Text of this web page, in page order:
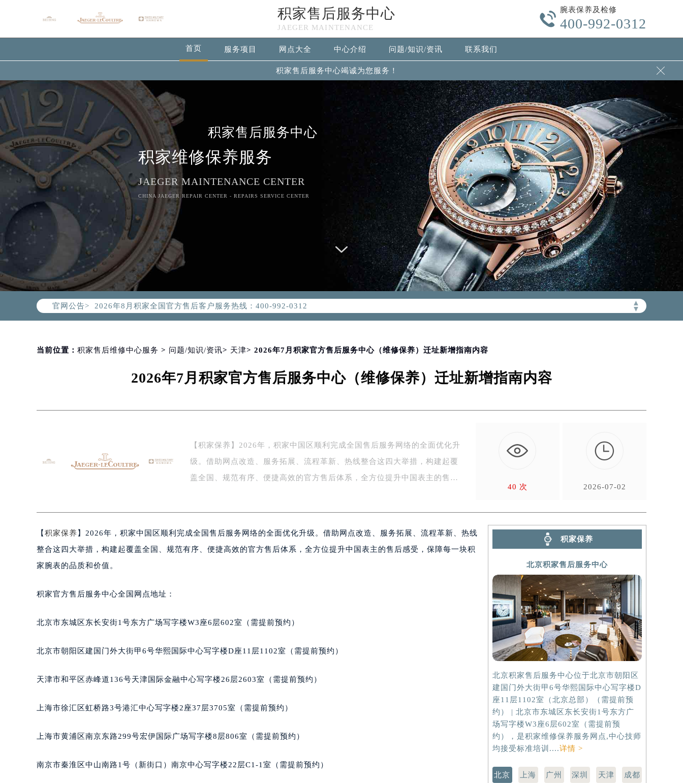
积家售后服务中心
JAEGER MAINTENANCE

腕表保养及检修
400-992-0312
首页 服务项目 网点大全 中心介绍 问题/知识/资讯 联系我们
积家售后服务中心竭诚为您服务！ 
积家售后服务中心
积家维修保养服务
JAEGER MAINTENANCE CENTER
CHINA JAEGER REPAIR CENTER - REPAIRS SERVICE CENTER
官网公告> ▲
▼
2026年8月积家中国区售后服务网络优化升级公告
2026年8月积家全国官方售后客户服务热线：400-992-0312
积家官方全国统一服务热线400-992-0312，服务覆盖中国大陆、香港、澳门、台湾全部区域（非大陆需加拨“+86”）
2026年8月积家售后服务中心最新网点地址：
北京市东城区东长安街1号东方广场写字楼W3座6层602室（需提前预约）
上海市徐汇区虹桥路3号港汇中心写字楼2座37层3705室（需提前预约）
扬州市邗江区国展路29号星耀天地写字楼1号楼18层1803室（需提前预约）
盐城市盐都区世纪大道5号盐城金融城写字楼1号楼16层1604室（需提前预约）
泰州市海陵区永定东路399号置地商务中心东塔写字楼（华润万象城）17层1706室（需提前预约）
绍兴市越城区胜利东路379号世茂天际中心写字楼8层805室（需提前预约）
嘉兴市南湖区广益路705号嘉兴世界贸易中心写字楼A座13层1304室（需提前预约）
南昌市红谷滩新区红谷中大道998号绿地双子塔（中央广场）A1座办公楼14层07室（需提前预约）
广州市天河区天河路230号万菱汇国际中心写字楼A塔7层704室（需提前预约）
深圳市罗湖区深南东路5001号华润大厦写字楼17层1701室（需提前预约）
厦门市思明区湖滨东路95号华润大厦写字楼B座11层1104室（需提前预约）
成都市锦江区人民东路6号SAC东原中心写字楼24层2406B室（需提前预约）
长沙市芙蓉区定王台街道建湘路393号世茂环球金融中心写字楼（芙蓉广场）10层13室（需提前预约）
太原市迎泽区解放路15号亨得利名表服务中心（品牌授权店）3层整层（需提前预约）
沈阳市沈河区中街路83号亨得利名表服务中心（品牌授权店）1层整层（需提前预约）
当前位置： 积家售后维修中心服务 > 问题/知识/资讯> 天津> 2026年7月积家官方售后服务中心（维修保养）迁址新增指南内容
2026年7月积家官方售后服务中心（维修保养）迁址新增指南内容
【积家保养】2026年，积家中国区顺利完成全国售后服务网络的全面优化升
级。借助网点改造、服务拓展、流程革新、热线整合这四大举措，构建起覆
盖全国、规范有序、便捷高效的官方售后体系，全方位提升中国表主的售
40 次

2026-07-02
【 积家保养 】2026年，积家中国区顺利完成全国售后服务网络的全面优化升级。借助网点改造、服务拓展、流程革新、热线
整合这四大举措，构建起覆盖全国、规范有序、便捷高效的官方售后体系，全方位提升中国表主的售后感受，保障每一块积
家腕表的品质和价值。
积家官方售后服务中心全国网点地址：
北京市东城区东长安街1号东方广场写字楼W3座6层602室（需提前预约）
北京市朝阳区建国门外大街甲6号华熙国际中心写字楼D座11层1102室（需提前预约）
天津市和平区赤峰道136号天津国际金融中心写字楼26层2603室（需提前预约）
上海市徐汇区虹桥路3号港汇中心写字楼2座37层3705室（需提前预约）
上海市黄浦区南京东路299号宏伊国际广场写字楼8层806室（需提前预约）
南京市秦淮区中山南路1号（新街口）南京中心写字楼22层C1-1室（需提前预约）
积家保养
北京积家售后服务中心
北京积家售后服务中心位于北京市朝阳区
建国门外大街甲6号华熙国际中心写字楼D
座11层1102室（北京总部）（需提前预
约） | 北京市东城区东长安街1号东方广
场写字楼W3座6层602室（需提前预
约），是积家维修保养服务网点,中心技师
均接受标准培训....详情 >
北京 上海 广州 深圳 天津 成都